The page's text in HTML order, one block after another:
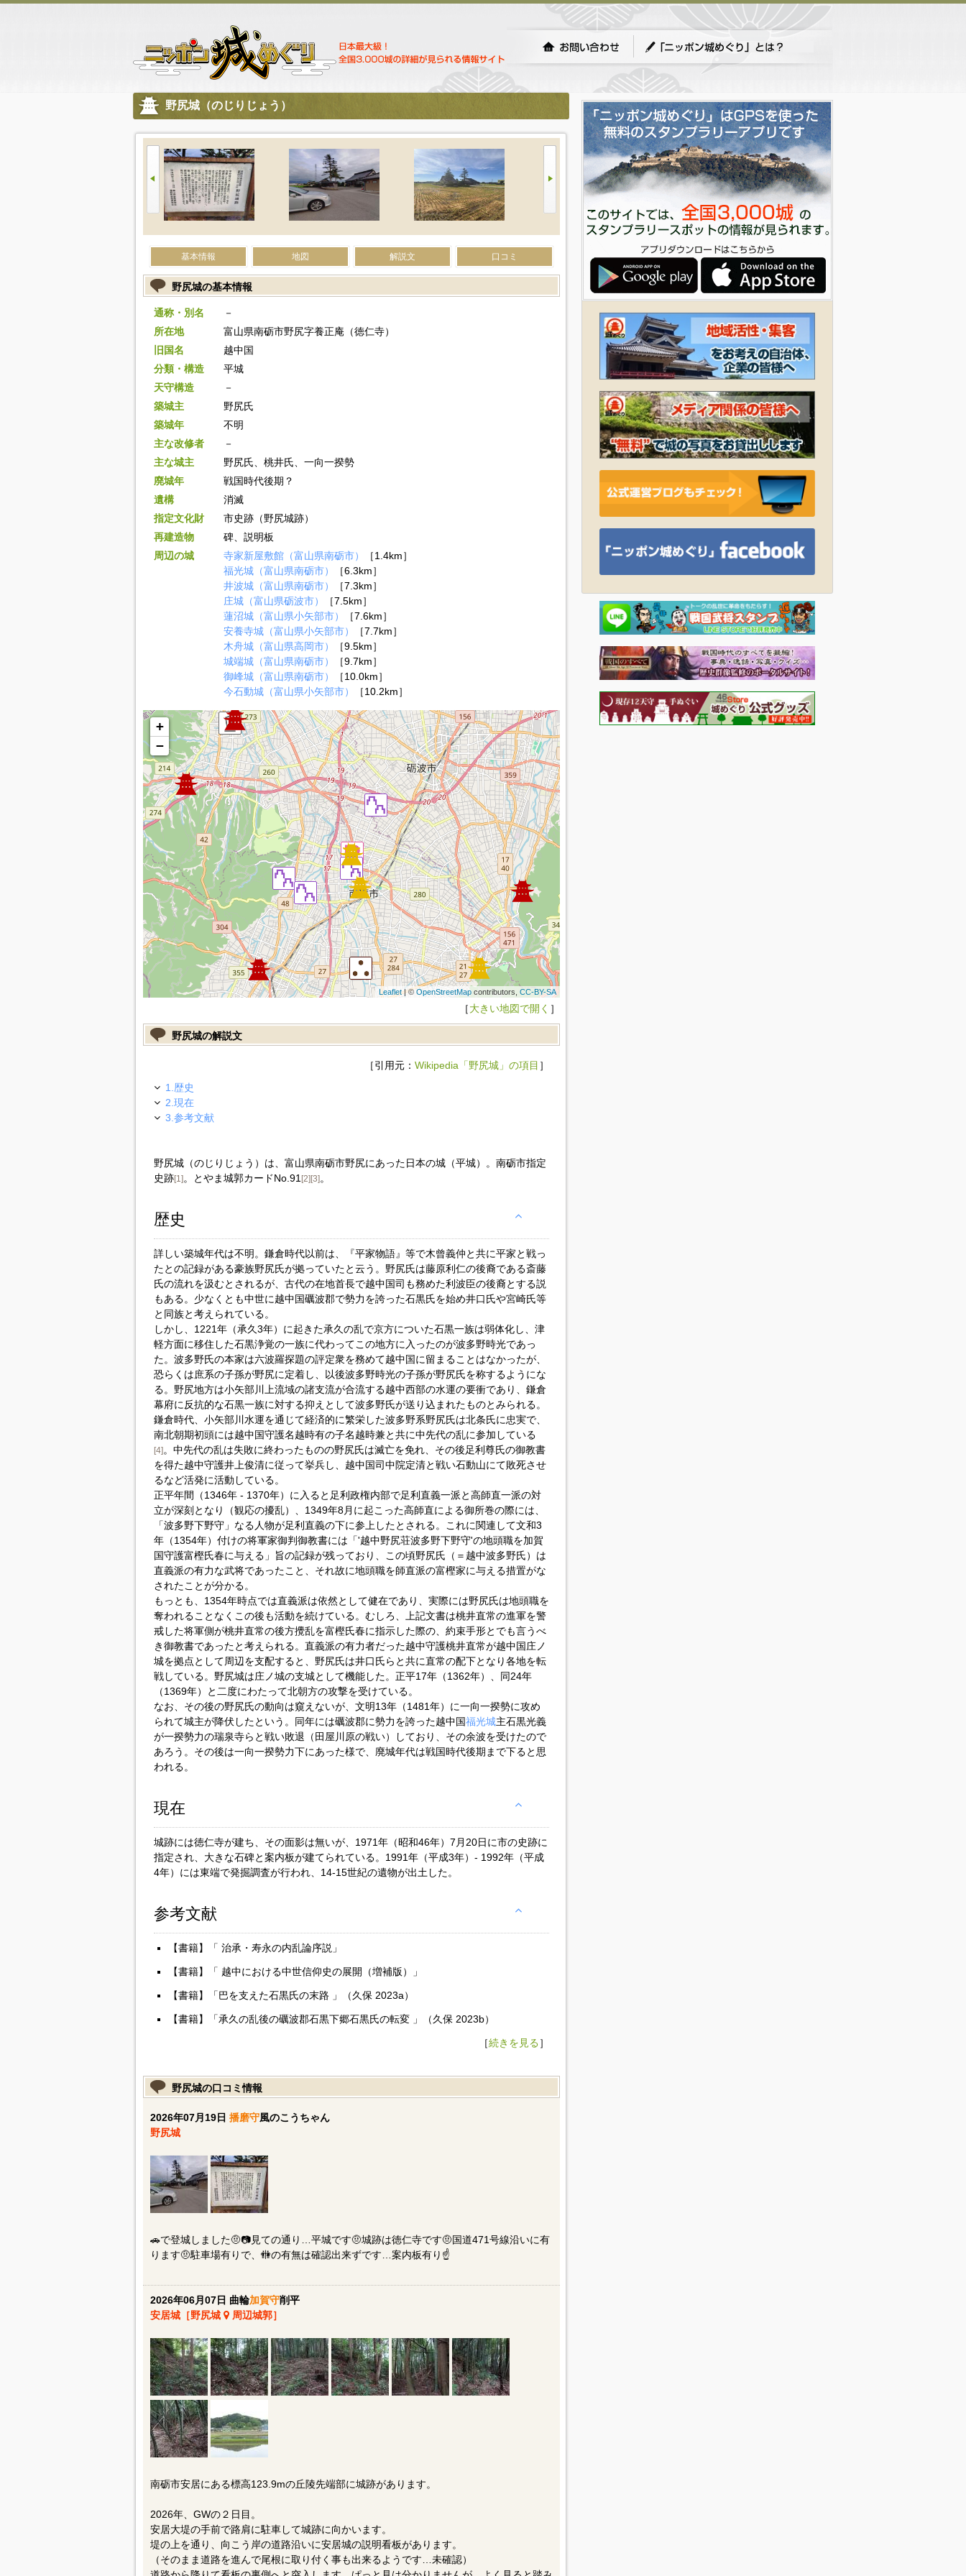
野尻城（のじりじょう）
基本情報 地図 解説文 口コミ
野尻城の基本情報
通称・別名
－
所在地
富山県南砺市野尻字養正庵（徳仁寺）
旧国名
越中国
分類・構造
平城
天守構造
－
築城主
野尻氏
築城年
不明
主な改修者
－
主な城主
野尻氏、桃井氏、一向一揆勢
廃城年
戦国時代後期？
遺構
消滅
指定文化財
市史跡（野尻城跡）
再建造物
碑、説明板
周辺の城
寺家新屋敷館（富山県南砺市）
［1.4km］
福光城（富山県南砺市）
［6.3km］
井波城（富山県南砺市）
［7.3km］
庄城（富山県砺波市）
［7.5km］
蓮沼城（富山県小矢部市）
［7.6km］
安養寺城（富山県小矢部市）
［7.7km］
木舟城（富山県高岡市）
［9.5km］
城端城（富山県南砺市）
［9.7km］
御峰城（富山県南砺市）
［10.0km］
今石動城（富山県小矢部市）
［10.2km］
+
−
Leaflet| ©OpenStreetMapcontributors, CC-BY-SA
［大きい地図で開く ］
野尻城の解説文
［引用元： Wikipedia「野尻城」の項目 ］
1.歴史
2.現在
3.参考文献
野尻城（のじりじょう）は、富山県南砺市野尻にあった日本の城（平城）。南砺市指定
史跡[1]。とやま城郭カードNo.91[2] [3]。
歴史
詳しい築城年代は不明。鎌倉時代以前は、『平家物語』等で木曾義仲と共に平家と戦っ
たとの記録がある豪族野尻氏が拠っていたと云う。野尻氏は藤原利仁の後裔である斎藤
氏の流れを汲むとされるが、古代の在地首長で越中国司も務めた利波臣の後裔とする説
もある。少なくとも中世に越中国礪波郡で勢力を誇った石黒氏を始め井口氏や宮崎氏等
と同族と考えられている。
しかし、1221年（承久3年）に起きた承久の乱で京方についた石黒一族は弱体化し、津
軽方面に移住した石黒浄覚の一族に代わってこの地方に入ったのが波多野時光であっ
た。波多野氏の本家は六波羅探題の評定衆を務めて越中国に留まることはなかったが、
恐らくは庶系の子孫が野尻に定着し、以後波多野時光の子孫が野尻氏を称するようにな
る。野尻地方は小矢部川上流域の諸支流が合流する越中西部の水運の要衝であり、鎌倉
幕府に反抗的な石黒一族に対する抑えとして波多野氏が送り込まれたものとみられる。
鎌倉時代、小矢部川水運を通じて経済的に繁栄した波多野系野尻氏は北条氏に忠実で、
南北朝期初頭には越中国守護名越時有の子名越時兼と共に中先代の乱に参加している
[4]。中先代の乱は失敗に終わったものの野尻氏は滅亡を免れ、その後足利尊氏の御教書
を得た越中守護井上俊清に従って挙兵し、越中国司中院定清と戦い石動山にて敗死させ
るなど活発に活動している。
正平年間（1346年 - 1370年）に入ると足利政権内部で足利直義一派と高師直一派の対
立が深刻となり（観応の擾乱）、1349年8月に起こった高師直による御所巻の際には、
「波多野下野守」なる人物が足利直義の下に参上したとされる。これに関連して文和3
年（1354年）付けの将軍家御判御教書には「'越中野尻荘波多野下野守'の地頭職を加賀
国守護富樫氏春に与える」旨の記録が残っており、この頃野尻氏（＝越中波多野氏）は
直義派の有力な武将であったこと、それ故に地頭職を師直派の富樫家に与える措置がな
されたことが分かる。
もっとも、1354年時点では直義派は依然として健在であり、実際には野尻氏は地頭職を
奪われることなくこの後も活動を続けている。むしろ、上記文書は桃井直常の進軍を警
戒した将軍側が桃井直常の後方攪乱を富樫氏春に指示した際の、約束手形とでも言うべ
き御教書であったと考えられる。直義派の有力者だった越中守護桃井直常が越中国庄ノ
城を拠点として周辺を支配すると、野尻氏は井口氏らと共に直常の配下となり各地を転
戦している。野尻城は庄ノ城の支城として機能した。正平17年（1362年）、同24年
（1369年）と二度にわたって北朝方の攻撃を受けている。
なお、その後の野尻氏の動向は窺えないが、文明13年（1481年）に一向一揆勢に攻め
られて城主が降伏したという。同年には礪波郡に勢力を誇った越中国福光城主石黒光義
が一揆勢力の瑞泉寺らと戦い敗退（田屋川原の戦い）しており、その余波を受けたので
あろう。その後は一向一揆勢力下にあった様で、廃城年代は戦国時代後期まで下ると思
われる。
現在
城跡には徳仁寺が建ち、その面影は無いが、1971年（昭和46年）7月20日に市の史跡に
指定され、大きな石碑と案内板が建てられている。1991年（平成3年）- 1992年（平成
4年）には東端で発掘調査が行われ、14-15世紀の遺物が出土した。
参考文献
【書籍】「 治承・寿永の内乱論序説」
【書籍】「 越中における中世信仰史の展開（増補版）」
【書籍】「巴を支えた石黒氏の末路 」（久保 2023a）
【書籍】「承久の乱後の礪波郡石黒下郷石黒氏の転変 」（久保 2023b）
［続きを見る］
野尻城の口コミ情報
2026年07月19日 播磨守風のこうちゃん
野尻城
🚗で登城しました🤨📷️見ての通り…平城です🤨城跡は徳仁寺です🤨国道471号線沿いに有
ります🤨駐車場有りで、🚻の有無は確認出来ずです…案内板有り☝️
2026年06月07日 曲輪加賀守削平
安居城［野尻城
周辺城郭］
南砺市安居にある標高123.9mの丘陵先端部に城跡があります。
2026年、GWの２日目。
安居大堤の手前で路肩に駐車して城跡に向かいます。
堤の上を通り、向こう岸の道路沿いに安居城の説明看板があります。
（そのまま道路を進んで尾根に取り付く事も出来るようです…未確認）